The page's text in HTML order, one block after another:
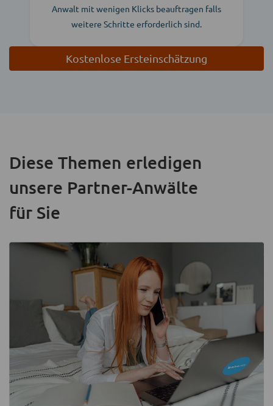
Anwalt mit wenigen Klicks beauftragen falls
weitere Schritte erforderlich sind.
Kostenlose Ersteinschätzung
Diese Themen erledigen
unsere Partner-Anwälte
für Sie